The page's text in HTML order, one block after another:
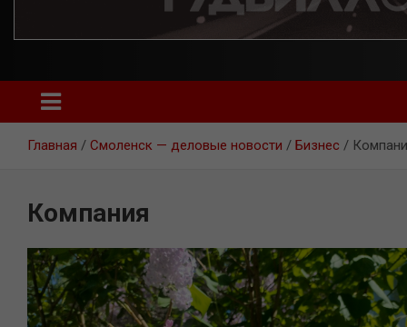
Главная Смоленск — деловые новости Бизнес
Компания